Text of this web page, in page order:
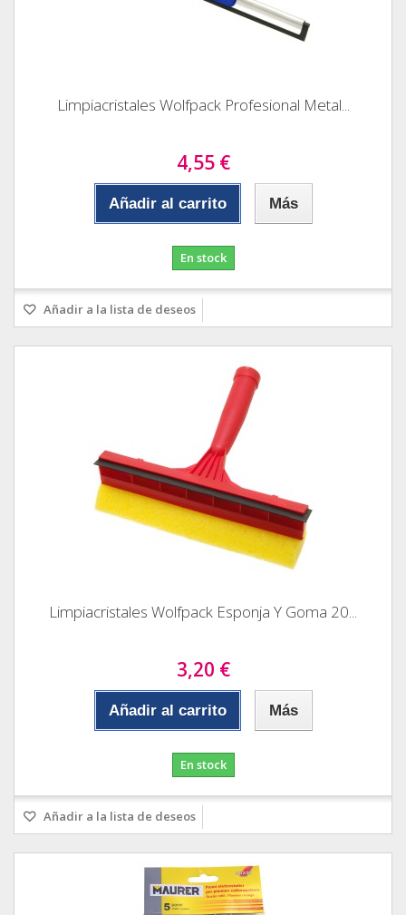
Limpiacristales Wolfpack Profesional Metal...
4,55 €
Añadir al carrito Más
En stock
Añadir a la lista de deseos
Limpiacristales Wolfpack Esponja Y Goma 20...
3,20 €
Añadir al carrito Más
En stock
Añadir a la lista de deseos